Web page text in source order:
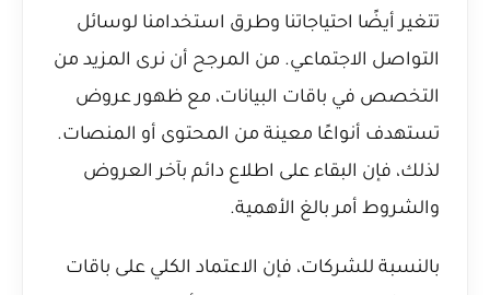
تتغير أيضًا احتياجاتنا وطرق استخدامنا لوسائل
التواصل الاجتماعي. من المرجح أن نرى المزيد من
التخصص في باقات البيانات، مع ظهور عروض
تستهدف أنواعًا معينة من المحتوى أو المنصات.
لذلك، فإن البقاء على اطلاع دائم بآخر العروض
والشروط أمر بالغ الأهمية.
بالنسبة للشركات، فإن الاعتماد الكلي على باقات